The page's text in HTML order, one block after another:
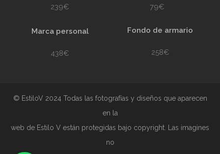
239€ 79€
Marca personal
438€
Fondo de armario
258€
© EstiloV 2024 Todas las fotografías y diseños que aparecen
en la
web de Estilo V están protegidas bajo copyright. Las imagines
no